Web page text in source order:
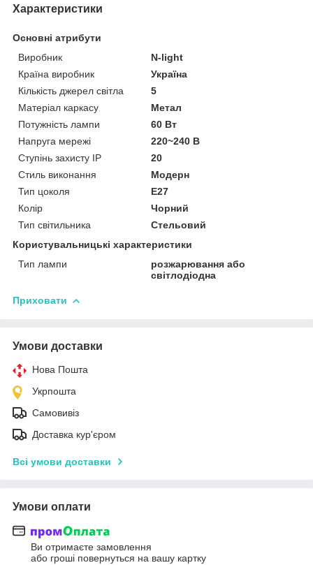
Характеристики
Основні атрибути
Виробник
N-light
Країна виробник
Україна
Кількість джерел світла
5
Матеріал каркасу
Метал
Потужність лампи
60 Вт
Напруга мережі
220~240 В
Ступінь захисту IP
20
Стиль виконання
Модерн
Тип цоколя
E27
Колір
Чорний
Тип світильника
Стельовий
Користувальницькі характеристики
Тип лампи
розжарювання або
світлодіодна
Приховати
Умови доставки
Нова Пошта
Укрпошта
Самовивіз
Доставка кур'єром
Всі умови доставки
Умови оплати
Ви отримаєте замовлення
або гроші повернуться на вашу картку